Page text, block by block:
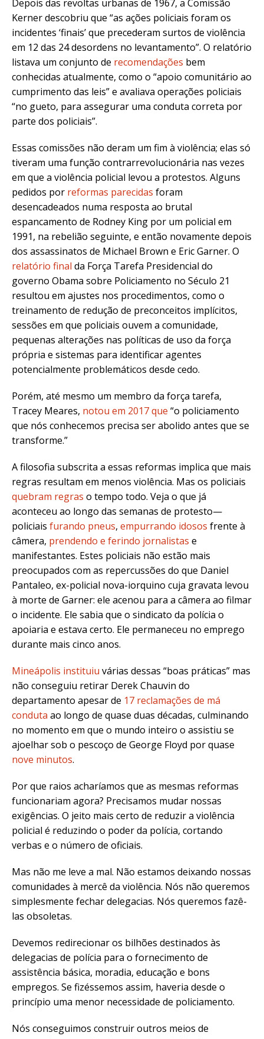
Depois das revoltas urbanas de 1967, a Comissão
Kerner descobriu que “as ações policiais foram os
incidentes ‘finais’ que precederam surtos de violência
em 12 das 24 desordens no levantamento”. O relatório
listava um conjunto de recomendações bem
conhecidas atualmente, como o “apoio comunitário ao
cumprimento das leis” e avaliava operações policiais
“no gueto, para assegurar uma conduta correta por
parte dos policiais”.
Essas comissões não deram um fim à violência; elas só
tiveram uma função contrarrevolucionária nas vezes
em que a violência policial levou a protestos. Alguns
pedidos por reformas parecidas foram
desencadeados numa resposta ao brutal
espancamento de Rodney King por um policial em
1991, na rebelião seguinte, e então novamente depois
dos assassinatos de Michael Brown e Eric Garner. O
relatório final da Força Tarefa Presidencial do
governo Obama sobre Policiamento no Século 21
resultou em ajustes nos procedimentos, como o
treinamento de redução de preconceitos implícitos,
sessões em que policiais ouvem a comunidade,
pequenas alterações nas políticas de uso da força
própria e sistemas para identificar agentes
potencialmente problemáticos desde cedo.
Porém, até mesmo um membro da força tarefa,
Tracey Meares, notou em 2017 que “o policiamento
que nós conhecemos precisa ser abolido antes que se
transforme.”
A filosofia subscrita a essas reformas implica que mais
regras resultam em menos violência. Mas os policiais
quebram regras o tempo todo. Veja o que já
aconteceu ao longo das semanas de protesto—
policiais furando pneus, empurrando idosos frente à
câmera, prendendo e ferindo jornalistas e
manifestantes. Estes policiais não estão mais
preocupados com as repercussões do que Daniel
Pantaleo, ex-policial nova-iorquino cuja gravata levou
à morte de Garner: ele acenou para a câmera ao filmar
o incidente. Ele sabia que o sindicato da polícia o
apoiaria e estava certo. Ele permaneceu no emprego
durante mais cinco anos.
Mineápolis instituiu várias dessas “boas práticas” mas
não conseguiu retirar Derek Chauvin do
departamento apesar de 17 reclamações de má
conduta ao longo de quase duas décadas, culminando
no momento em que o mundo inteiro o assistiu se
ajoelhar sob o pescoço de George Floyd por quase
nove minutos.
Por que raios acharíamos que as mesmas reformas
funcionariam agora? Precisamos mudar nossas
exigências. O jeito mais certo de reduzir a violência
policial é reduzindo o poder da polícia, cortando
verbas e o número de oficiais.
Mas não me leve a mal. Não estamos deixando nossas
comunidades à mercê da violência. Nós não queremos
simplesmente fechar delegacias. Nós queremos fazê-
las obsoletas.
Devemos redirecionar os bilhões destinados às
delegacias de polícia para o fornecimento de
assistência básica, moradia, educação e bons
empregos. Se fizéssemos assim, haveria desde o
princípio uma menor necessidade de policiamento.
Nós conseguimos construir outros meios de